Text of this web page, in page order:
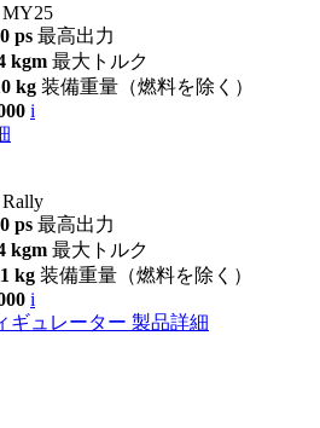
MY25
ps 最高出力
kgm 最大トルク
kg 装備重量（燃料を除く）
i
ps 最高出力
kgm 最大トルク
kg 装備重量（燃料を除く）
i
ギュレーター 製品詳細